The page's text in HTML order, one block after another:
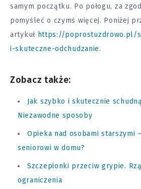
samym początku. Po połogu, za
pomyśleć o czymś więcej. Poniżej
artykuł https://poprostuzdrowo.pl/
i-skuteczne-odchudzanie.
Zobacz także:
Jak szybko i skutecznie
Niezawodne sposoby
Opieka nad osobami starszymi
seniorowi w domu?
Szczepionki przeciw grypie.
ograniczenia